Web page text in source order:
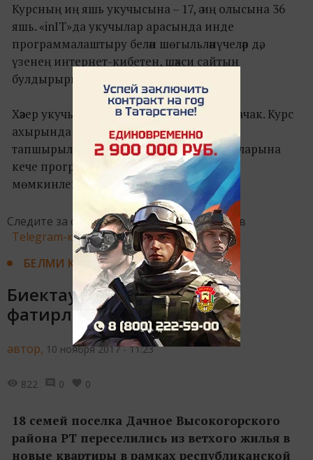
Курсның иң яшь укучысына – 17, ә иң олысына 36
яшь. «inIT»да укучылар арасында инде
программалаштыру белән шөгыльләнүчеләр дә,
үзенең интернет-кибетен, шәхси сайтын
булдырырга теләүчеләр дә бар.
Хәзер укучылар 4 ай дәвамында белем алачак. Курс
ахырында һәр катнашучыга сертификат
тапшырыла. Аларның IT-парк резидентларына
кече программист буларак эшкә урнашу
мөмкинлеге бар.
Следите за самым важным и интересным в
Telegram-канале Татмедиа
БЕЛМИ КАЛМА
Биектауның 18 гаиләсе яңа
фатирлы булды
автор, 10 ноября 2017 - 11:23
822 0 0
18 семей поселка Дачное Высокогорского
района РТ переселились из ветхого жилья в
новые квартиры в рамках республиканской